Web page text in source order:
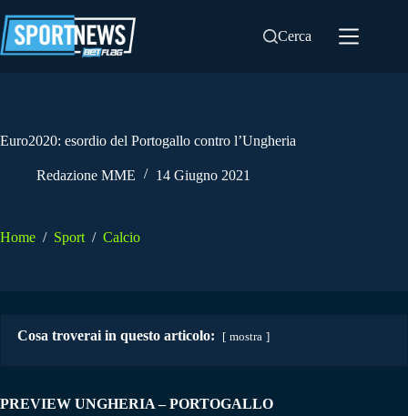
al
contenuto
Cerca
Euro2020: esordio del Portogallo contro l’Ungheria
Redazione MME 14 Giugno 2021
Home / Sport / Calcio
Cosa troverai in questo articolo: mostra
PREVIEW UNGHERIA – PORTOGALLO